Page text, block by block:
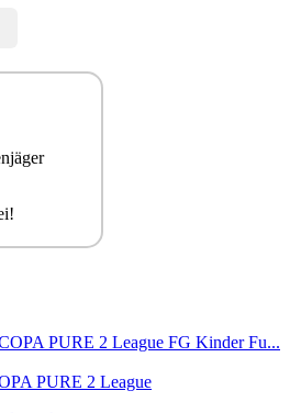
PURE 2 League FG Kinder Fu...